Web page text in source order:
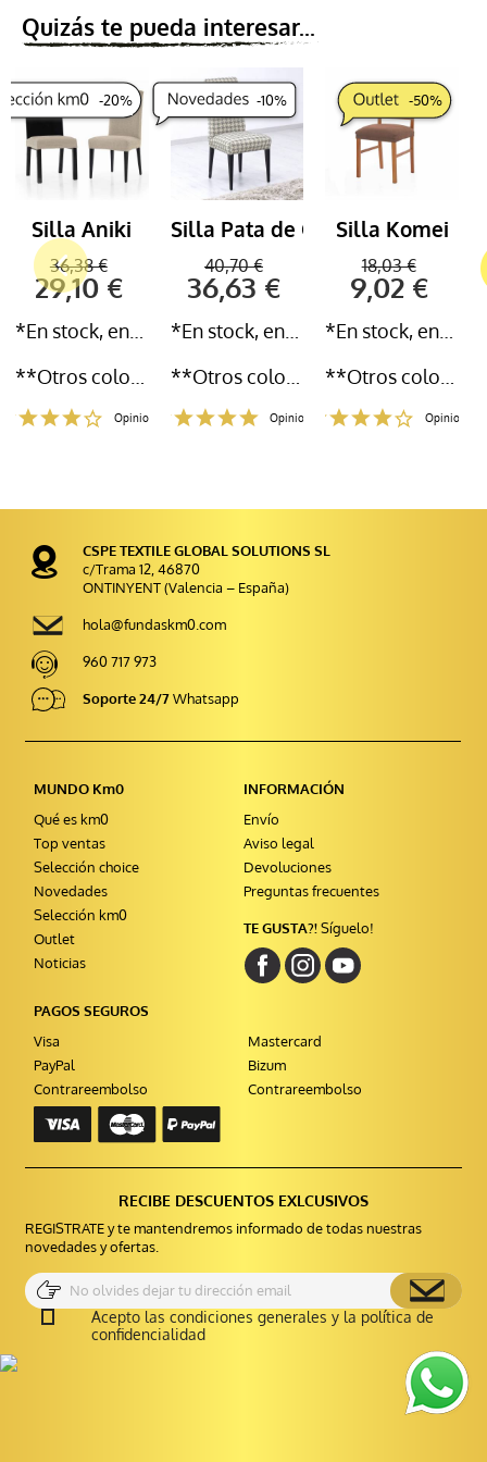
Quizás te pueda interesar...
-20%
Silla Aniki
36,38 €
29,10 €
Opiniones
-10%
Silla Pata de Gallo
40,70 €
36,63 €
*En stock, entrega inmediata 24-72h
Opiniones
-50%
Silla Komei
18,03 €
9,02 €
Opiniones
CSPE TEXTILE GLOBAL SOLUTIONS SL
c/Trama 12, 46870
ONTINYENT (Valencia – España)
hola@fundaskm0.com
960 717 973
Soporte 24/7Whatsapp
MUNDO Km0
Qué es km0
Top ventas
Selección choice
Novedades
Selección km0
Outlet
Noticias
INFORMACIÓN
Envío
Aviso legal
Devoluciones
Preguntas frecuentes
TE GUSTA?!Síguelo!
PAGOS SEGUROS
Visa
Mastercard
PayPal
Bizum
Contrareembolso
Contrareembolso
RECIBE DESCUENTOS EXLCUSIVOS
REGISTRATE y te mantendremos informado de todas nuestras
novedades y ofertas.
Acepto las condiciones generales y la política de
confidencialidad